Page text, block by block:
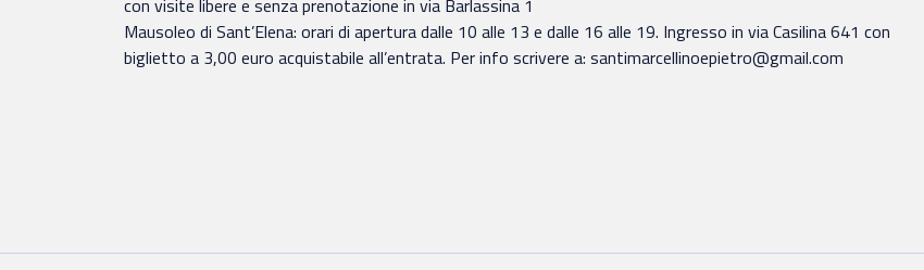
con visite libere e senza prenotazione in via Barlassina 1
Mausoleo di Sant’Elena: orari di apertura dalle 10 alle 13 e dalle 16 alle 19. Ingresso in via Casilina 641 con
biglietto a 3,00 euro acquistabile all’entrata. Per info scrivere a: santimarcellinoepietro@gmail.com